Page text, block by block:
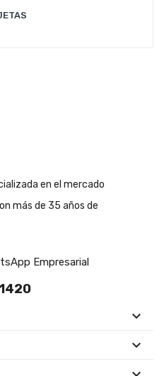
en el mercado
más de 35 años de
Empresarial

